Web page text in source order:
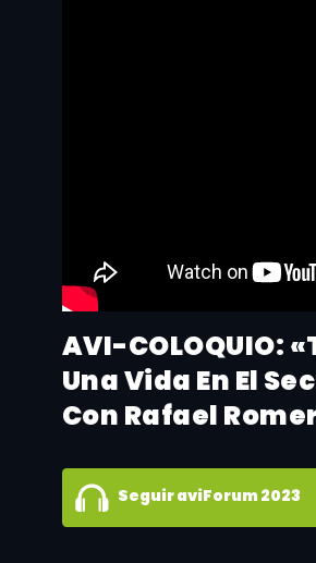
AVI-COLOQUIO:
Una Vida En El
Con Rafael
Seguir aviForum 2023